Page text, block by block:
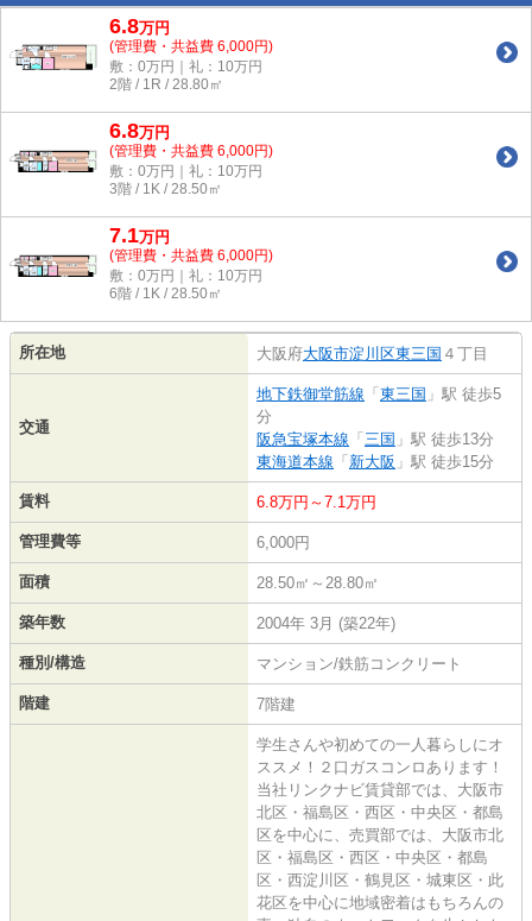
6.8万円
(管理費・共益費 6,000円)
敷：0万円｜礼：10万円
2階 / 1R / 28.80㎡
6.8万円
(管理費・共益費 6,000円)
敷：0万円｜礼：10万円
3階 / 1K / 28.50㎡
7.1万円
(管理費・共益費 6,000円)
敷：0万円｜礼：10万円
6階 / 1K / 28.50㎡
所在地 大阪府大阪市淀川区東三国 ４丁目
交通
地下鉄御堂筋線 「 東三国 」駅 徒歩5
分
阪急宝塚本線 「 三国 」駅 徒歩13分
東海道本線 「 新大阪 」駅 徒歩15分
賃料 6.8万円～7.1万円
管理費等 6,000円
面積 28.50㎡～28.80㎡
築年数 2004年 3月 (築22年)
種別/構造 マンション/鉄筋コンクリート
階建 7階建
学生さんや初めての一人暮らしにオ
ススメ！２口ガスコンロあります！
当社リンクナビ賃貸部では、大阪市
北区・福島区・西区・中央区・都島
区を中心に、売買部では、大阪市北
区・福島区・西区・中央区・都島
区・西淀川区・鶴見区・城東区・此
花区を中心に地域密着はもちろんの